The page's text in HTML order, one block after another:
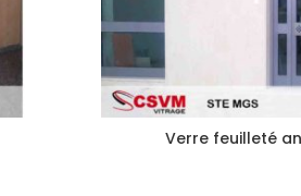
Verre feuilleté